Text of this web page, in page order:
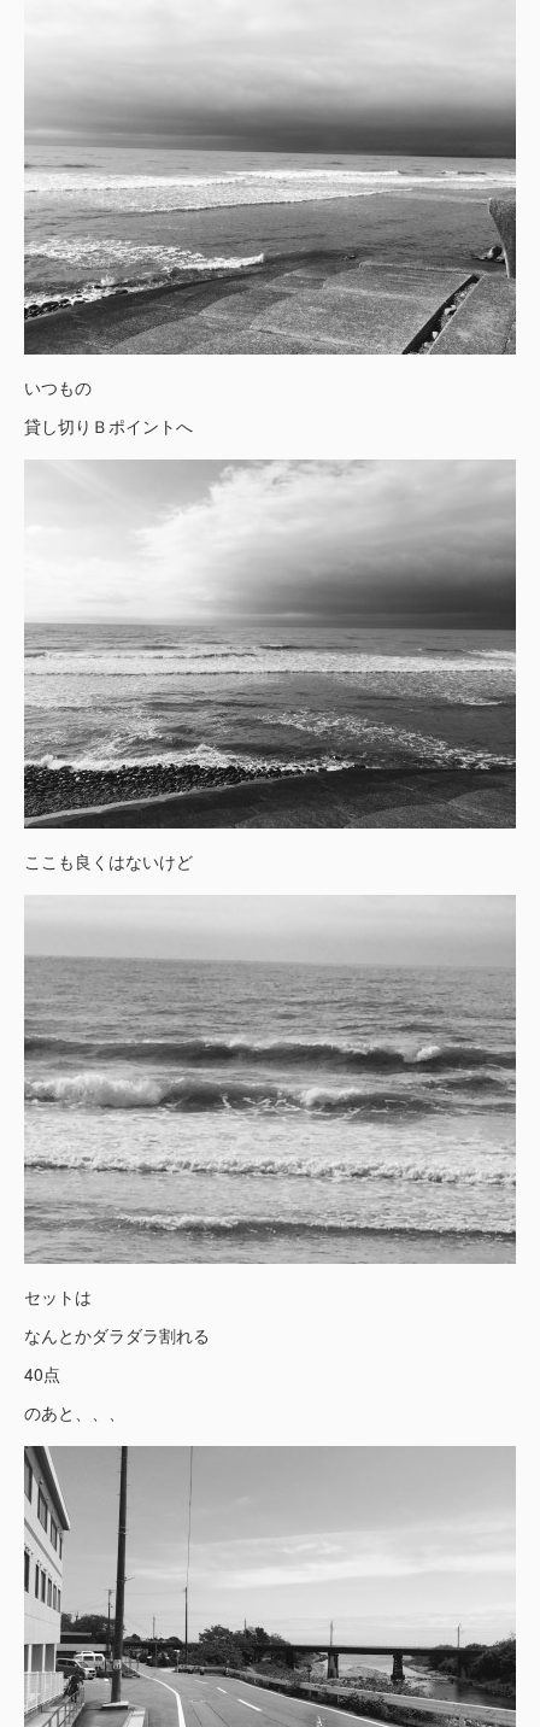
いつもの
貸し切りＢポイントへ
ここも良くはないけど
セットは
なんとかダラダラ割れる
40点
のあと、、、